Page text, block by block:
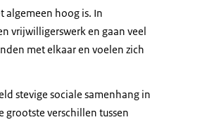
algemeen hoog is. In
vrijwilligerswerk en gaan veel
met elkaar en voelen zich
stevige sociale samenhang in
grootste verschillen tussen